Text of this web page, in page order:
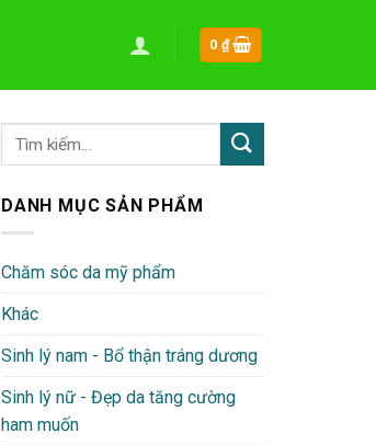
0 ₫
DANH MỤC SẢN PHẨM
Chăm sóc da mỹ phẩm
Khác
Sinh lý nam - Bổ thận tráng dương
Sinh lý nữ - Đẹp da tăng cường
ham muốn